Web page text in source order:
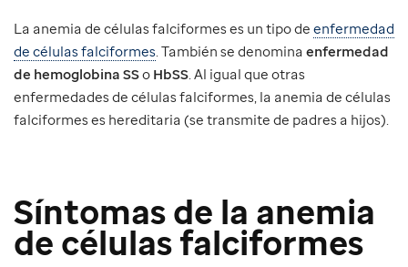
La anemia de células falciformes es un tipo de enfermedad
de células falciformes. También se denomina enfermedad
de hemoglobina SSo HbSS. Al igual que otras
enfermedades de células falciformes, la anemia de células
falciformes es hereditaria (se transmite de padres a hijos).
Síntomas de la anemia
de células falciformes